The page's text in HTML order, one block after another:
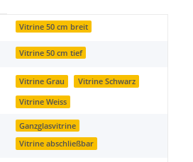
Vitrine 50 cm breit
Vitrine 50 cm tief
Vitrine Grau Vitrine Schwarz
Vitrine Weiss
Ganzglasvitrine
Vitrine abschließbar